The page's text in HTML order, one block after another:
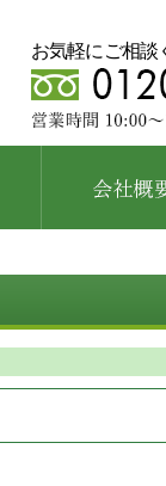
お気軽にご相談